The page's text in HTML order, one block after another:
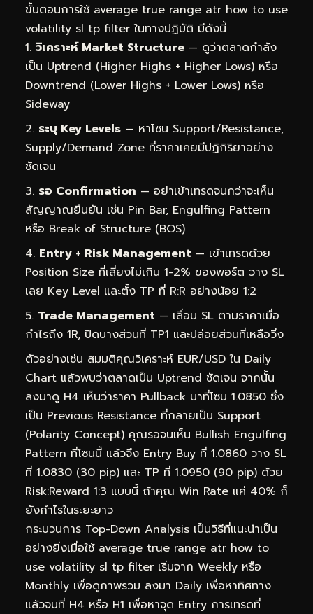
ขั้นตอนการใช้ average true range atr how to use
volatility sl tp filter ในทางปฏิบัติ มีดังนี้
วิเคราะห์ Market Structure — ดูว่าตลาดกำลัง
เป็น Uptrend (Higher Highs + Higher Lows) หรือ
Downtrend (Lower Highs + Lower Lows) หรือ
Sideway
ระบุ Key Levels — หาโซน Support/Resistance,
Supply/Demand Zone ที่ราคาเคยมีปฏิกิริยาอย่าง
ชัดเจน
รอ Confirmation — อย่าเข้าเทรดจนกว่าจะเห็น
สัญญาณยืนยัน เช่น Pin Bar, Engulfing Pattern
หรือ Break of Structure (BOS)
Entry + Risk Management — เข้าเทรดด้วย
Position Size ที่เสี่ยงไม่เกิน 1-2% ของพอร์ต วาง SL
เลย Key Level และตั้ง TP ที่ R:R อย่างน้อย 1:2
Trade Management — เลื่อน SL ตามราคาเมื่อ
กำไรถึง 1R, ปิดบางส่วนที่ TP1 และปล่อยส่วนที่เหลือวิ่ง
ตัวอย่างเช่น สมมติคุณวิเคราะห์ EUR/USD ใน Daily
Chart แล้วพบว่าตลาดเป็น Uptrend ชัดเจน จากนั้น
ลงมาดู H4 เห็นว่าราคา Pullback มาที่โซน 1.0850 ซึ่ง
เป็น Previous Resistance ที่กลายเป็น Support
(Polarity Concept) คุณรอจนเห็น Bullish Engulfing
Pattern ที่โซนนี้ แล้วจึง Entry Buy ที่ 1.0860 วาง SL
ที่ 1.0830 (30 pip) และ TP ที่ 1.0950 (90 pip) ด้วย
Risk:Reward 1:3 แบบนี้ ถ้าคุณ Win Rate แค่ 40% ก็
ยังกำไรในระยะยาว
กระบวนการ Top-Down Analysis เป็นวิธีที่แนะนำเป็น
อย่างยิ่งเมื่อใช้ average true range atr how to
use volatility sl tp filter เริ่มจาก Weekly หรือ
Monthly เพื่อดูภาพรวม ลงมา Daily เพื่อหาทิศทาง
แล้วจบที่ H4 หรือ H1 เพื่อหาจุด Entry การเทรดที่